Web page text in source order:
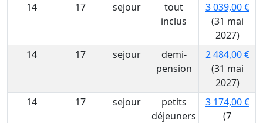
14
17 sejour
tout
inclus
3 039,00 €
(31 mai
2027)
14
17 sejour
demi-
pension
2 484,00 €
(31 mai
2027)
14
17 sejour
petits
déjeuners
3 174,00 €
(7